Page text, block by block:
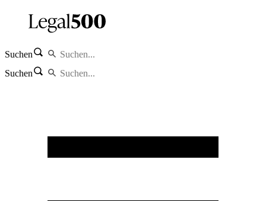
Suchen
Suchen